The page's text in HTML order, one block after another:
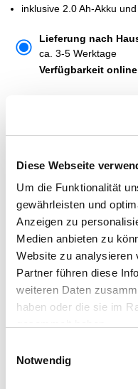
Diese Webseite
Um die Funktionalität
gewährleisten und
Anzeigen zu
Medien anbieten zu
Website zu analysieren
Partner führen diese
weiteren Daten
haben oder die sie im
Notwendig
inklusive 2.0 Ah-Akku
Lieferung nach
ca. 3-5 Werktage
Verfügbarkeit
Um Abholung im
ZUBEHÖR UND PASSENDE